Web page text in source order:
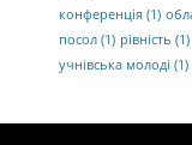
конференція (1)
посол (1) рівність (1)
учнівська молоді (1)